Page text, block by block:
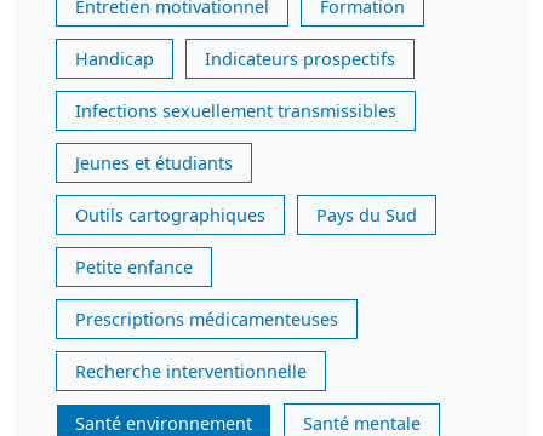
Entretien motivationnel Formation
Handicap Indicateurs prospectifs
Infections sexuellement transmissibles
Jeunes et étudiants
Outils cartographiques Pays du Sud
Petite enfance
Prescriptions médicamenteuses
Recherche interventionnelle
Santé environnement Santé mentale